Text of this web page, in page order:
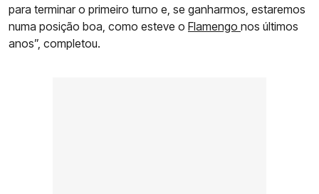
para terminar o primeiro turno e, se ganharmos, estaremos
numa posição boa, como esteve o Flamengo nos últimos
anos”, completou.